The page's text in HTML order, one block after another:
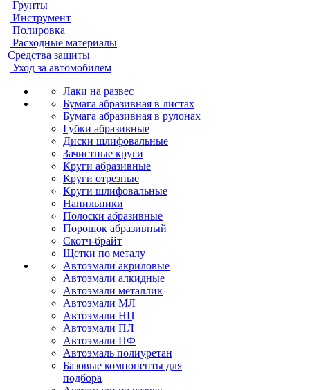
Грунты
Инструмент
Полировка
Расходные материалы
Средства защиты
Уход за автомобилем
Лаки на развес
Бумага абразивная в листах
Бумага абразивная в рулонах
Губки абразивные
Диски шлифовальные
Зачистные круги
Круги абразивные
Круги отрезные
Круги шлифовальные
Напильники
Полоски абразивные
Порошок абразивный
Скотч-брайт
Щетки по металу
Автоэмали акриловые
Автоэмали алкидные
Автоэмали металлик
Автоэмали МЛ
Автоэмали НЦ
Автоэмали ПЛ
Автоэмали ПФ
Автоэмаль полиуретан
Базовые компоненты для
подбора